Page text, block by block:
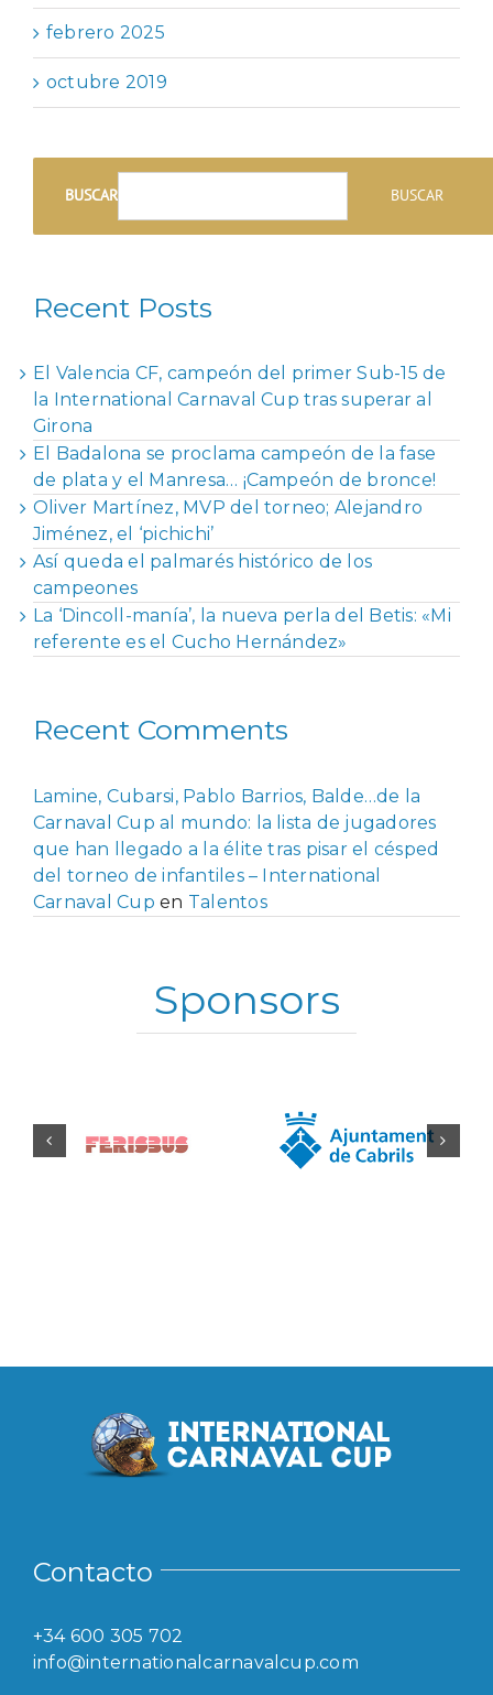
febrero 2025
octubre 2019
BUSCAR BUSCAR
Recent Posts
El Valencia CF, campeón del primer Sub-15 de
la International Carnaval Cup tras superar al
Girona
El Badalona se proclama campeón de la fase
de plata y el Manresa… ¡Campeón de bronce!
Oliver Martínez, MVP del torneo; Alejandro
Jiménez, el ‘pichichi’
Así queda el palmarés histórico de los
campeones
La ‘Dincoll-manía’, la nueva perla del Betis: «Mi
referente es el Cucho Hernández»
Recent Comments
Lamine, Cubarsi, Pablo Barrios, Balde…de la
Carnaval Cup al mundo: la lista de jugadores
que han llegado a la élite tras pisar el césped
del torneo de infantiles – International
Carnaval Cup en Talentos
Sponsors
Contacto
+34 600 305 702
info@internationalcarnavalcup.com